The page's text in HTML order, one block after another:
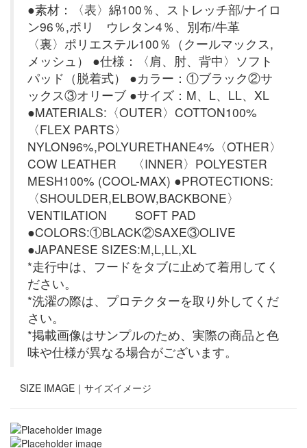
●素材：〈表〉綿100％、ストレッチ部/ナイロ
ン96％,ポリ ウレタン4％、別布/牛革
〈裏〉ポリエステル100％（クールマックス,
メッシュ） ●仕様：〈肩、肘、背中〉ソフト
パッド（脱着式） ●カラー：①ブラック②サ
ックス③オリーブ ●サイズ：M、L、LL、XL
●MATERIALS:〈OUTER〉COTTON100%
〈FLEX PARTS〉
NYLON96%,POLYURETHANE4%〈OTHER〉
COW LEATHER 〈INNER〉POLYESTER
MESH100% (COOL-MAX) ●PROTECTIONS:
〈SHOULDER,ELBOW,BACKBONE〉
VENTILATION SOFT PAD
●COLORS:①BLACK②SAXE③OLIVE
●JAPANESE SIZES:M,L,LL,XL
*走行中は、フードをタブに止めて着用してく
ださい。
*洗濯の際は、プロテクターを取り外してくだ
さい。
*掲載画像はサンプルのため、実際の商品と色
味や仕様が異なる場合がございます。
SIZE IMAGE｜ サイズイメージ